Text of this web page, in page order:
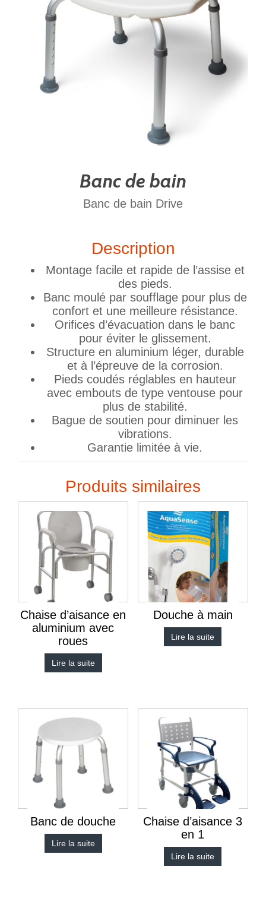
Banc de bain
Banc de bain Drive
Description
Montage facile et rapide de l’assise et
des pieds.
Banc moulé par soufflage pour plus de
confort et une meilleure résistance.
Orifices d’évacuation dans le banc
pour éviter le glissement.
Structure en aluminium léger, durable
et à l’épreuve de la corrosion.
Pieds coudés réglables en hauteur
avec embouts de type ventouse pour
plus de stabilité.
Bague de soutien pour diminuer les
vibrations.
Garantie limitée à vie.
Produits similaires
Chaise d’aisance en
aluminium avec
roues
Lire la suite
Douche à main
Lire la suite
Banc de douche
Lire la suite
Chaise d’aisance 3
en 1
Lire la suite